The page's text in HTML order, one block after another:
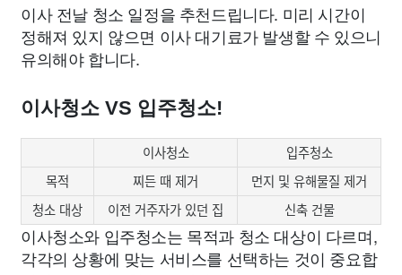
이사 전날 청소 일정을 추천드립니다. 미리 시간이
정해져 있지 않으면 이사 대기료가 발생할 수 있으니
유의해야 합니다.
이사청소 VS 입주청소!
이사청소
입주청소
목적
찌든 때 제거
먼지 및 유해물질 제거
청소 대상
이전 거주자가 있던 집 신축 건물
이사청소와 입주청소는 목적과 청소 대상이 다르며,
각각의 상황에 맞는 서비스를 선택하는 것이 중요합